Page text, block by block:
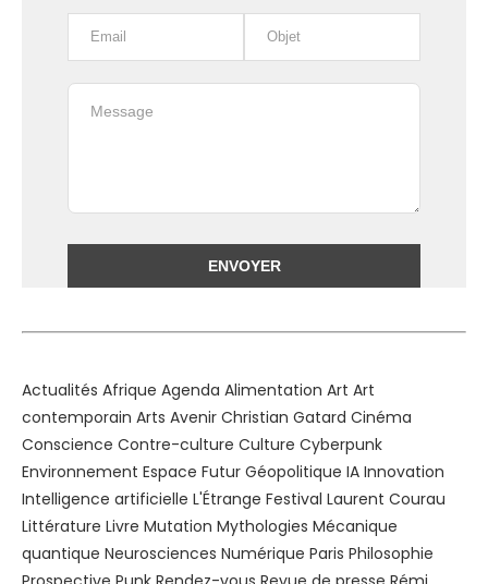
Actualités Afrique Agenda Alimentation Art Art
contemporain Arts Avenir Christian Gatard Cinéma
Conscience Contre-culture Culture Cyberpunk
Environnement Espace Futur Géopolitique IA Innovation
Intelligence artificielle L'Étrange Festival Laurent Courau
Littérature Livre Mutation Mythologies Mécanique
quantique Neurosciences Numérique Paris Philosophie